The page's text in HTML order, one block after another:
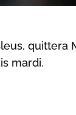
quittera
mardi.